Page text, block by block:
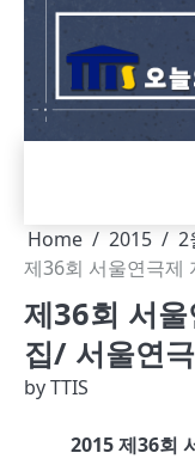
Skip
content
Home 2015
2
제36회 서울연극제
제36회 서
집/ 서울연
byTTIS
2015 제36회